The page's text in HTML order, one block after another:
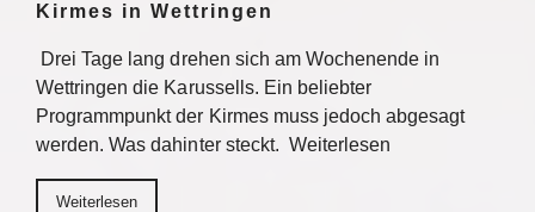
Kirmes in Wettringen
Drei Tage lang drehen sich am Wochenende in
Wettringen die Karussells. Ein beliebter
Programmpunkt der Kirmes muss jedoch abgesagt
werden. Was dahinter steckt. Weiterlesen
Weiterlesen